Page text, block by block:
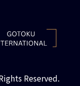
Reserved.